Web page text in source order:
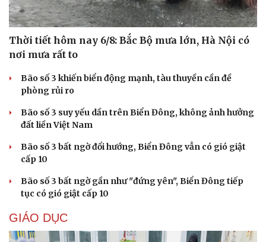
Cải chính
Thời tiết hôm nay 6/8: Bắc Bộ mưa lớn, Hà Nội có
nơi mưa rất to
Bão số 3 khiến biển động mạnh, tàu thuyền cần đề
phòng rủi ro
Bão số 3 suy yếu dần trên Biển Đông, không ảnh hưởng
đất liền Việt Nam
Bão số 3 bất ngờ đổi hướng, Biển Đông vẫn có gió giật
cấp 10
Bão số 3 bất ngờ gần như "đứng yên", Biển Đông tiếp
tục có gió giật cấp 10
GIÁO DỤC